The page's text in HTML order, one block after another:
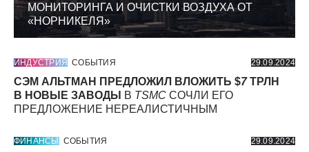
МОНИТОРИНГА И ОЧИСТКИ ВОЗДУХА ОТ
«НОРНИКЕЛЯ»
ИНДУСТРИЯ СОБЫТИЯ 29.09.2024
СЭМ АЛЬТМАН ПРЕДЛОЖИЛ ВЛОЖИТЬ $7ТРЛН
В НОВЫЕ ЗАВОДЫ
В TSMC СОЧЛИ ЕГО
ПРЕДЛОЖЕНИЕ НЕРЕАЛИСТИЧНЫМ
ФИНАНСЫ СОБЫТИЯ 29.09.2024